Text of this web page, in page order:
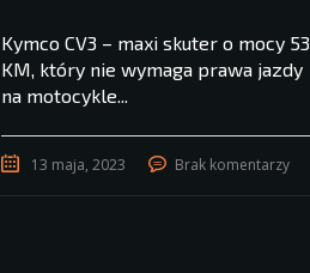
Kymco CV3 – maxi skuter o mocy 53
KM, który nie wymaga prawa jazdy
na motocykle...
13 maja, 2023 Brak komentarzy